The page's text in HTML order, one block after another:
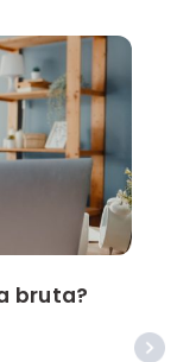
bruta?